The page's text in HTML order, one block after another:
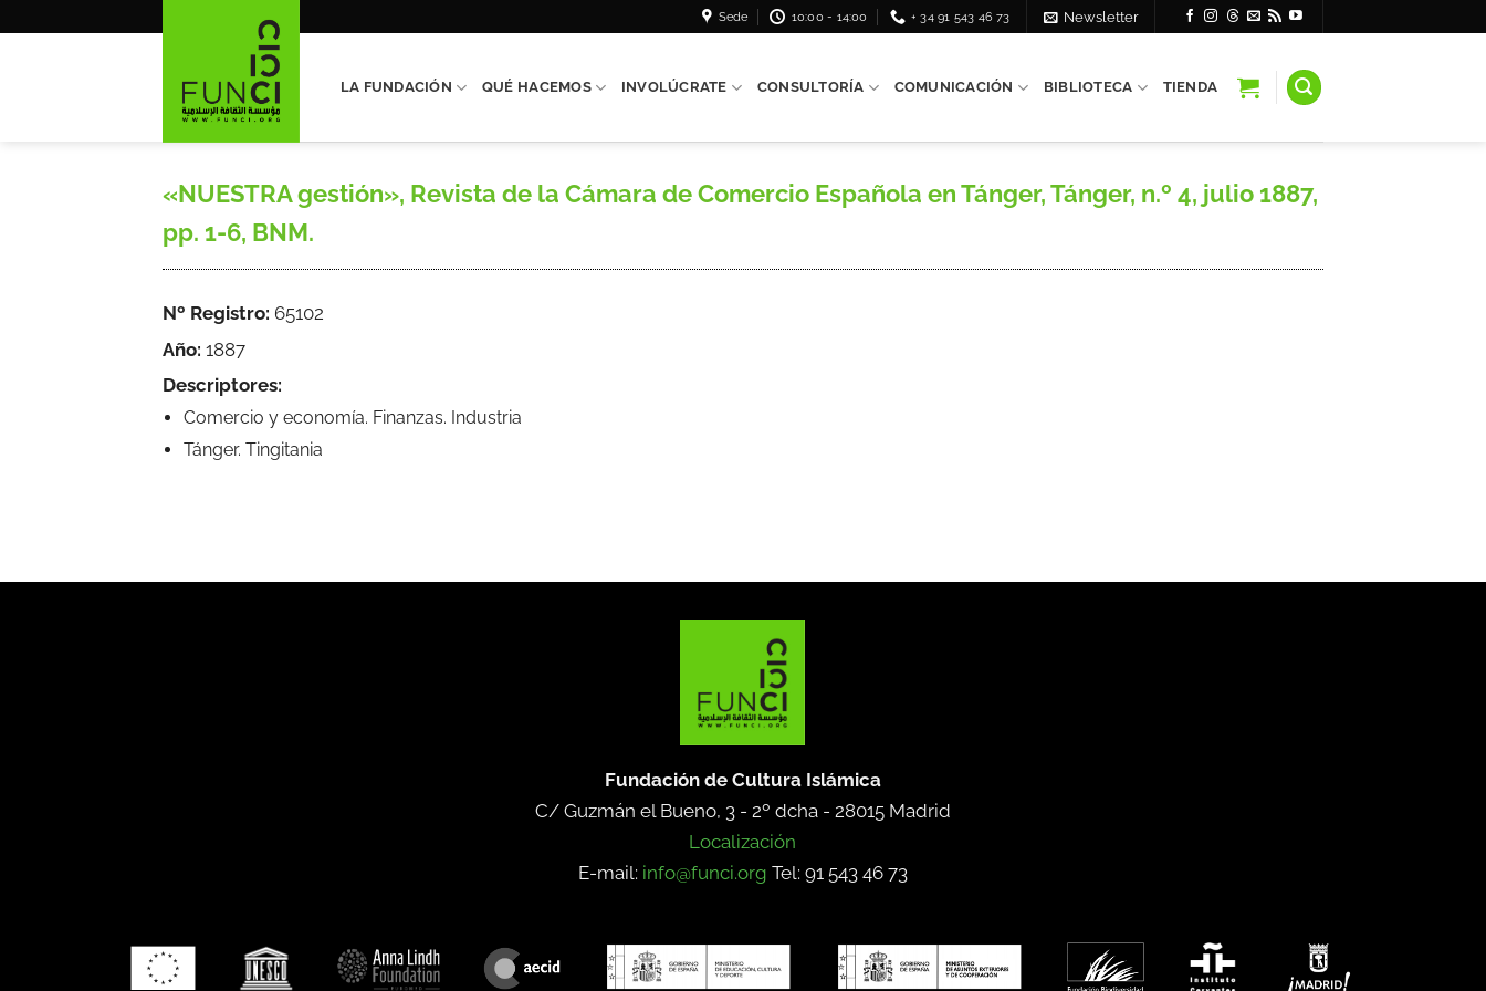
Sede 10:00 - 14:00 + 34 91 543 46 73 Newsletter
LA FUNDACIÓN QUÉ HACEMOS INVOLÚCRATE CONSULTORÍA COMUNICACIÓN BIBLIOTECA TIENDA
«NUESTRA gestión», Revista de la Cámara de Comercio Española en Tánger, Tánger, n.º 4, julio 1887,
pp. 1-6, BNM.
Nº Registro: 65102
Año: 1887
Descriptores:
Comercio y economía. Finanzas. Industria
Tánger. Tingitania
Fundación de Cultura Islámica
C/ Guzmán el Bueno, 3 - 2º dcha - 28015 Madrid
Localización
E-mail: info@funci.org Tel: 91 543 46 73